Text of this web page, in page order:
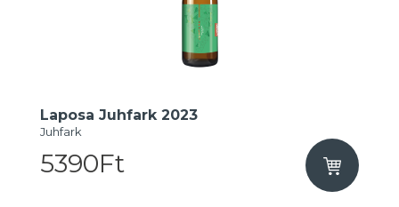
Laposa Juhfark 2023
Juhfark
5390Ft